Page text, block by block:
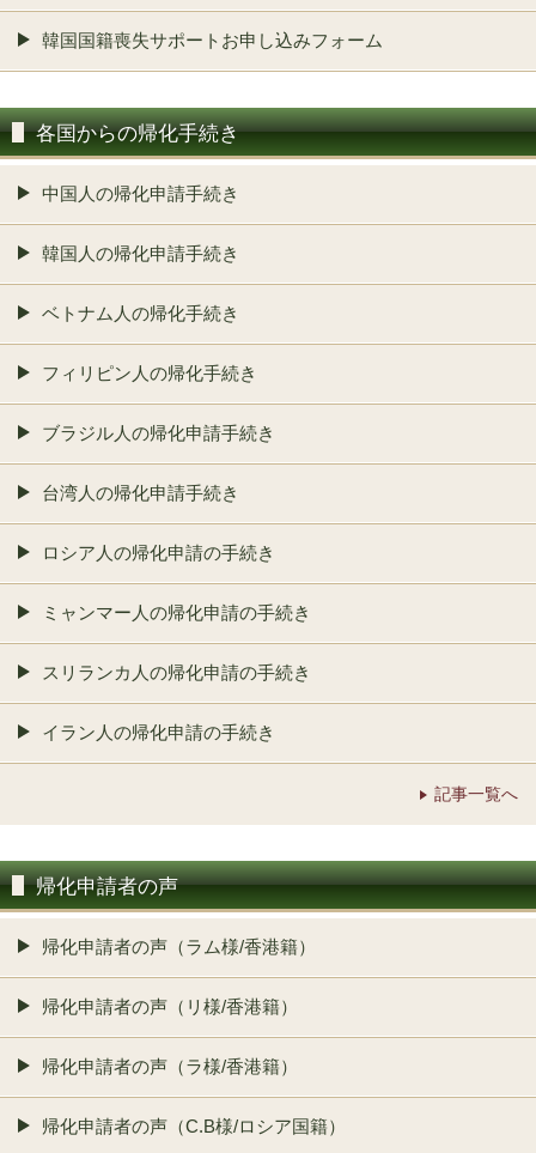
韓国国籍喪失サポートお申し込みフォーム
各国からの帰化手続き
中国人の帰化申請手続き
韓国人の帰化申請手続き
ベトナム人の帰化手続き
フィリピン人の帰化手続き
ブラジル人の帰化申請手続き
台湾人の帰化申請手続き
ロシア人の帰化申請の手続き
ミャンマー人の帰化申請の手続き
スリランカ人の帰化申請の手続き
イラン人の帰化申請の手続き
記事一覧へ
帰化申請者の声
帰化申請者の声（ラム様/香港籍）
帰化申請者の声（リ様/香港籍）
帰化申請者の声（ラ様/香港籍）
帰化申請者の声（C.B様/ロシア国籍）